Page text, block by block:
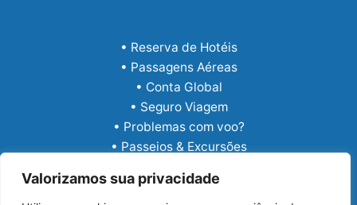
Valorizamos sua privacidade
• Reserva de Hotéis
• Passagens Aéreas
• Conta Global
• Seguro Viagem
• Problemas com voo?
• Passeios & Excursões